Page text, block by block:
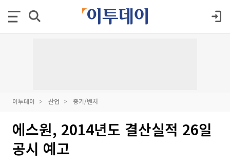
이투데이 산업 중기/벤처
에스원, 2014년도 결산실적 26일
공시 예고